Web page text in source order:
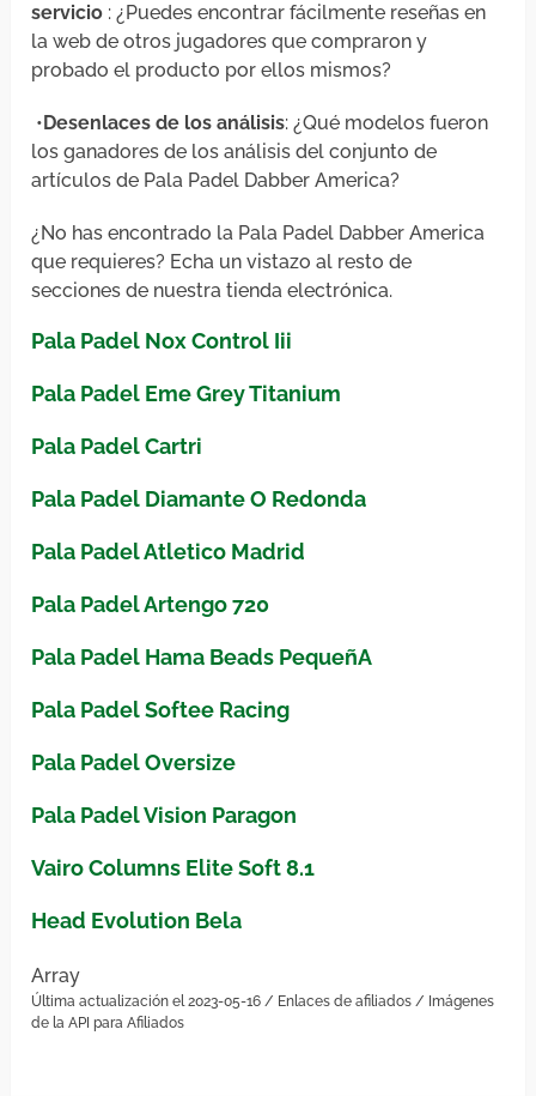
servicio : ¿Puedes encontrar fácilmente reseñas en
la web de otros jugadores que compraron y
probado el producto por ellos mismos?
• Desenlaces de los análisis: ¿Qué modelos fueron
los ganadores de los análisis del conjunto de
artículos de Pala Padel Dabber America?
¿No has encontrado la Pala Padel Dabber America
que requieres? Echa un vistazo al resto de
secciones de nuestra tienda electrónica.
Pala Padel Nox Control Iii
Pala Padel Eme Grey Titanium
Pala Padel Cartri
Pala Padel Diamante O Redonda
Pala Padel Atletico Madrid
Pala Padel Artengo 720
Pala Padel Hama Beads PequeñA
Pala Padel Softee Racing
Pala Padel Oversize
Pala Padel Vision Paragon
Vairo Columns Elite Soft 8.1
Head Evolution Bela
Array
Última actualización el 2023-05-16 / Enlaces de afiliados / Imágenes
de la API para Afiliados